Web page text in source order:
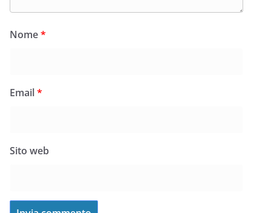
Nome*
Email*
Sito web